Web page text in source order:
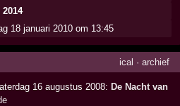
18 januari 2010 om 13:45
ical · archief
16 augustus 2008:De Nacht van